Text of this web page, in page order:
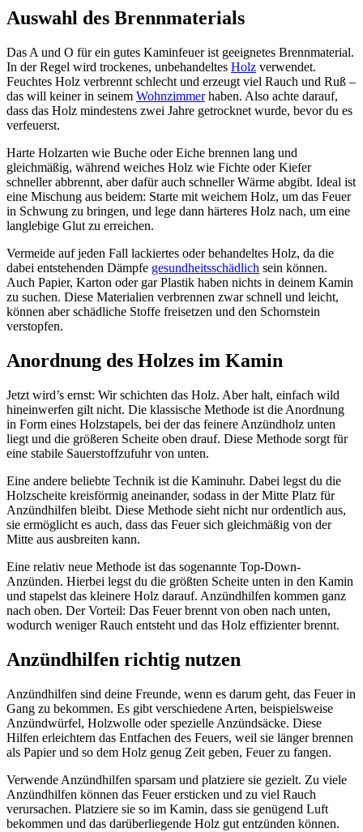
Auswahl des Brennmaterials
Das A und O für ein gutes Kaminfeuer ist geeignetes Brennmaterial.
In der Regel wird trockenes, unbehandeltes Holz verwendet.
Feuchtes Holz verbrennt schlecht und erzeugt viel Rauch und Ruß –
das will keiner in seinem Wohnzimmerhaben. Also achte darauf,
dass das Holz mindestens zwei Jahre getrocknet wurde, bevor du es
verfeuerst.
Harte Holzarten wie Buche oder Eiche brennen lang und
gleichmäßig, während weiches Holz wie Fichte oder Kiefer
schneller abbrennt, aber dafür auch schneller Wärme abgibt. Ideal ist
eine Mischung aus beidem: Starte mit weichem Holz, um das Feuer
in Schwung zu bringen, und lege dann härteres Holz nach, um eine
langlebige Glut zu erreichen.
Vermeide auf jeden Fall lackiertes oder behandeltes Holz, da die
dabei entstehenden Dämpfe gesundheitsschädlich sein können.
Auch Papier, Karton oder gar Plastik haben nichts in deinem Kamin
zu suchen. Diese Materialien verbrennen zwar schnell und leicht,
können aber schädliche Stoffe freisetzen und den Schornstein
verstopfen.
Anordnung des Holzes im Kamin
Jetzt wird’s ernst: Wir schichten das Holz. Aber halt, einfach wild
hineinwerfen gilt nicht. Die klassische Methode ist die Anordnung
in Form eines Holzstapels, bei der das feinere Anzündholz unten
liegt und die größeren Scheite oben drauf. Diese Methode sorgt für
eine stabile Sauerstoffzufuhr von unten.
Eine andere beliebte Technik ist die Kaminuhr. Dabei legst du die
Holzscheite kreisförmig aneinander, sodass in der Mitte Platz für
Anzündhilfen bleibt. Diese Methode sieht nicht nur ordentlich aus,
sie ermöglicht es auch, dass das Feuer sich gleichmäßig von der
Mitte aus ausbreiten kann.
Eine relativ neue Methode ist das sogenannte Top-Down-
Anzünden. Hierbei legst du die größten Scheite unten in den Kamin
und stapelst das kleinere Holz darauf. Anzündhilfen kommen ganz
nach oben. Der Vorteil: Das Feuer brennt von oben nach unten,
wodurch weniger Rauch entsteht und das Holz effizienter brennt.
Anzündhilfen richtig nutzen
Anzündhilfen sind deine Freunde, wenn es darum geht, das Feuer in
Gang zu bekommen. Es gibt verschiedene Arten, beispielsweise
Anzündwürfel, Holzwolle oder spezielle Anzündsäcke. Diese
Hilfen erleichtern das Entfachen des Feuers, weil sie länger brennen
als Papier und so dem Holz genug Zeit geben, Feuer zu fangen.
Verwende Anzündhilfen sparsam und platziere sie gezielt. Zu viele
Anzündhilfen können das Feuer ersticken und zu viel Rauch
verursachen. Platziere sie so im Kamin, dass sie genügend Luft
bekommen und das darüberliegende Holz gut entzünden können.